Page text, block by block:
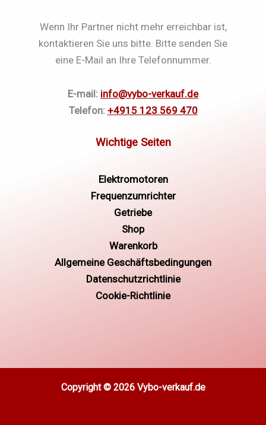
Wenn Ihr Partner nicht mehr erreichbar ist,
kontaktieren Sie uns bitte. Bitte senden Sie
eine E-Mail an Ihre Telefonnummer.
E-mail: info@vybo-verkauf.de
Telefon: +4915 123 569 470
Elektromotoren
Frequenzumrichter
Getriebe
Shop
Warenkorb
Allgemeine Geschäftsbedingungen
Datenschutzrichtlinie
Cookie-Richtlinie
Copyright © 2026 Vybo-verkauf.de